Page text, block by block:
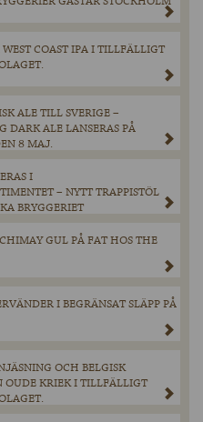
COAST IPA I TILLFÄLLIGT
ALE TILL SVERIGE –
DARK ALE LANSERAS PÅ
8 MAJ.
I
– NYTT TRAPPISTÖL
BRYGGERIET
GUL PÅ FAT HOS THE
I BEGRÄNSAT SLÄPP PÅ
OCH BELGISK
OUDE KRIEK I TILLFÄLLIGT